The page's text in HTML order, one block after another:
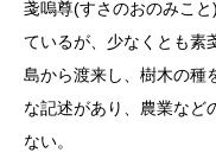
戔嗚尊(すさのおのみこ
ているが、少なくとも素
島から渡来し、樹木の種
な記述があり、農業など
ない。